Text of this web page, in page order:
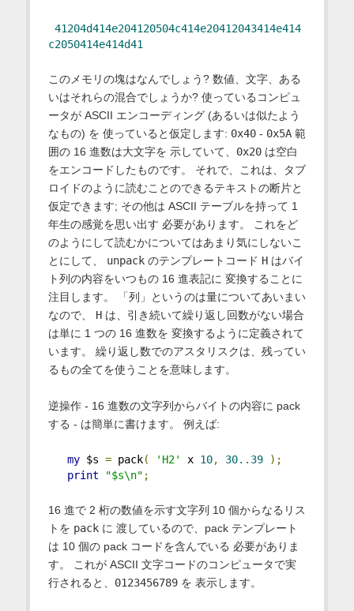
41204d414e204120504c414e20412043414e414
c2050414e414d41
このメモリの塊はなんでしょう? 数値、文字、ある
いはそれらの混合でしょうか? 使っているコンピュ
ータが ASCII エンコーディング (あるいは似たよう
なもの) を 使っていると仮定します: 0x40- 0x5A範
囲の 16 進数は大文字を 示していて、 0x20は空白
をエンコードしたものです。 それで、これは、タブ
ロイドのように読むことのできるテキストの断片と
仮定できます; その他は ASCII テーブルを持って 1
年生の感覚を思い出す 必要があります。 これをど
のようにして読むかについてはあまり気にしないこ
とにして、 unpackのテンプレートコード Hはバイ
ト列の内容をいつもの 16 進表記に 変換することに
注目します。 「列」というのは量についてあいまい
なので、 Hは、引き続いて繰り返し回数がない場合
は単に 1 つの 16 進数を 変換するように定義されて
います。 繰り返し数でのアスタリスクは、残ってい
るもの全てを使うことを意味します。
逆操作 - 16 進数の文字列からバイトの内容に pack
する - は簡単に書けます。 例えば:
my $s = pack( 'H2' x 10, 30. . 39
);
print
"$s\n" ;
16 進で 2 桁の数値を示す文字列 10 個からなるリス
トを packに 渡しているので、pack テンプレート
は 10 個の pack コードを含んでいる 必要がありま
す。 これが ASCII 文字コードのコンピュータで実
行されると、 0123456789を 表示します。